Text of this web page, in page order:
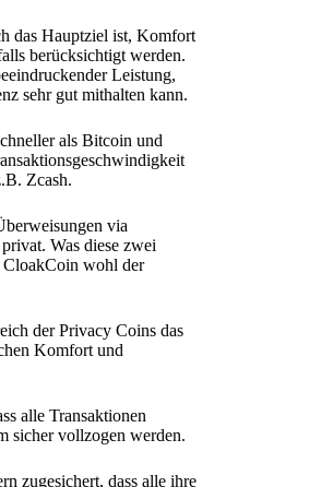
das Hauptziel ist, Komfort
berücksichtigt werden.
Leistung,
sehr gut mithalten kann.
als Bitcoin und
Zcash.
via
Was diese zwei
CloakCoin wohl der
der Privacy Coins das
Komfort und
alle Transaktionen
sicher vollzogen werden.
zugesichert, dass alle ihre